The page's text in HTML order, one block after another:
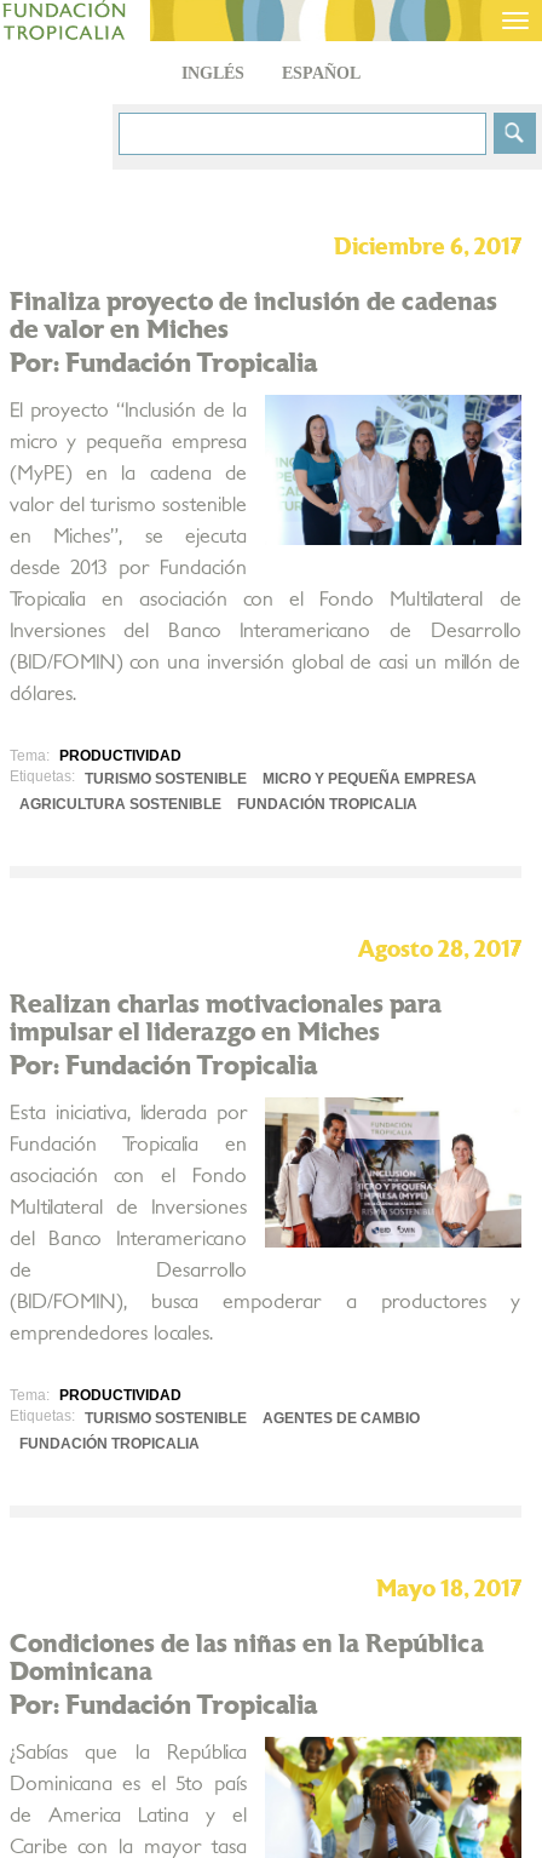
INGLÉS ESPAÑOL
Diciembre 6, 2017
Finaliza proyecto de inclusión de cadenas
de valor en Miches
Por: Fundación Tropicalia
El proyecto “Inclusión de la
micro y pequeña empresa
(MyPE) en la cadena de
valor del turismo sostenible
en Miches”, se ejecuta
desde 2013 por Fundación
Tropicalia en asociación con el Fondo Multilateral de
Inversiones del Banco Interamericano de Desarrollo
(BID/FOMIN) con una inversión global de casi un millón de
dólares.
Tema:
PRODUCTIVIDAD
Etiquetas:
TURISMO SOSTENIBLE
MICRO Y PEQUEÑA EMPRESA
AGRICULTURA SOSTENIBLE
FUNDACIÓN TROPICALIA
Agosto 28, 2017
Realizan charlas motivacionales para
impulsar el liderazgo en Miches
Por: Fundación Tropicalia
Esta iniciativa, liderada por
Fundación Tropicalia en
asociación con el Fondo
Multilateral de Inversiones
del Banco Interamericano
de Desarrollo
(BID/FOMIN), busca empoderar a productores y
emprendedores locales.
Tema:
PRODUCTIVIDAD
Etiquetas:
TURISMO SOSTENIBLE
AGENTES DE CAMBIO
FUNDACIÓN TROPICALIA
Mayo 18, 2017
Condiciones de las niñas en la República
Dominicana
Por: Fundación Tropicalia
¿Sabías que la República
Dominicana es el 5to país
de America Latina y el
Caribe con la mayor tasa